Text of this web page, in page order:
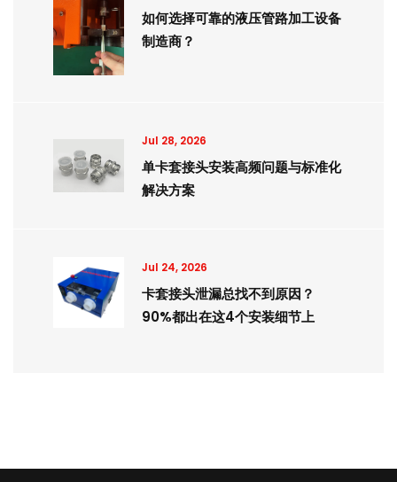
如何选择可靠的液压管路加工设备
制造商？
Jul 28, 2026
单卡套接头安装高频问题与标准化
解决方案
Jul 24, 2026
卡套接头泄漏总找不到原因？
90%都出在这4个安装细节上